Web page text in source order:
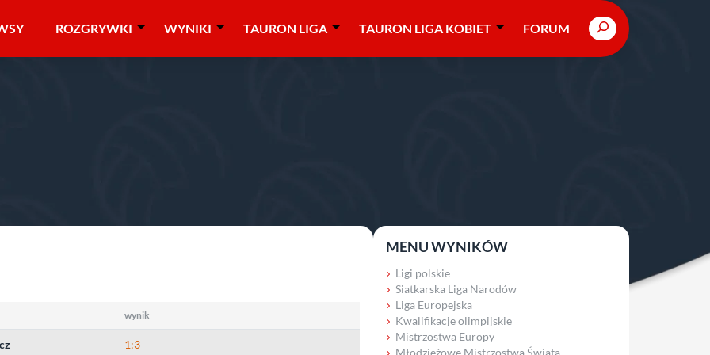
ROZGRYWKI WYNIKI TAURON LIGA TAURON LIGA KOBIET FORUM Search
wynik
1:3
MENU WYNIKÓW
Ligi polskie
Siatkarska Liga Narodów
Liga Europejska
Kwalifikacje olimpijskie
Mistrzostwa Europy